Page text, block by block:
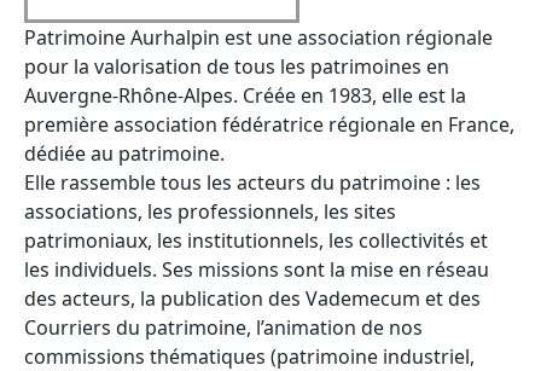
Patrimoine Aurhalpin est une association régionale
pour la valorisation de tous les patrimoines en
Auvergne-Rhône-Alpes. Créée en 1983, elle est la
première association fédératrice régionale en France,
dédiée au patrimoine.
Elle rassemble tous les acteurs du patrimoine : les
associations, les professionnels, les sites
patrimoniaux, les institutionnels, les collectivités et
les individuels. Ses missions sont la mise en réseau
des acteurs, la publication des Vademecum et des
Courriers du patrimoine, l’animation de nos
commissions thématiques (patrimoine industriel,